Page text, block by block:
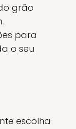
grão
para
o seu
escolha